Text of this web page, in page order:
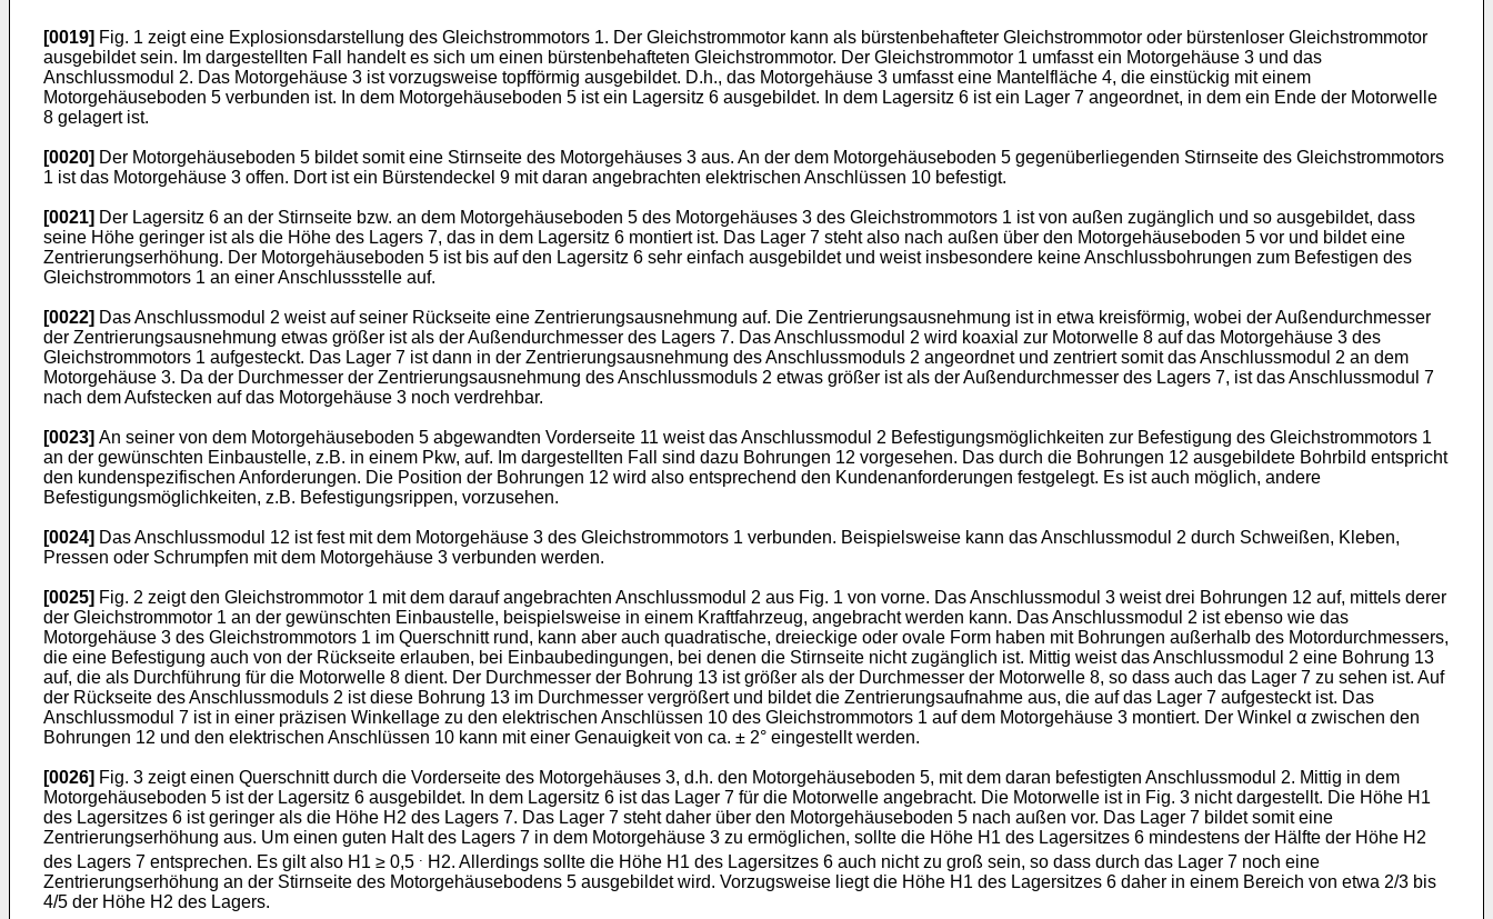
[0019] Fig. 1 zeigt eine Explosionsdarstellung des Gleichstrommotors 1. Der Gleichstrommotor kann als bürstenbehafteter Gleichstrommotor oder bürstenloser Gleichstrommotor
ausgebildet sein. Im dargestellten Fall handelt es sich um einen bürstenbehafteten Gleichstrommotor. Der Gleichstrommotor 1 umfasst ein Motorgehäuse 3 und das
Anschlussmodul 2. Das Motorgehäuse 3 ist vorzugsweise topfförmig ausgebildet. D.h., das Motorgehäuse 3 umfasst eine Mantelfläche 4, die einstückig mit einem
Motorgehäuseboden 5 verbunden ist. In dem Motorgehäuseboden 5 ist ein Lagersitz 6 ausgebildet. In dem Lagersitz 6 ist ein Lager 7 angeordnet, in dem ein Ende der Motorwelle
8 gelagert ist.
[0020] Der Motorgehäuseboden 5 bildet somit eine Stirnseite des Motorgehäuses 3 aus. An der dem Motorgehäuseboden 5 gegenüberliegenden Stirnseite des Gleichstrommotors
1 ist das Motorgehäuse 3 offen. Dort ist ein Bürstendeckel 9 mit daran angebrachten elektrischen Anschlüssen 10 befestigt.
[0021] Der Lagersitz 6 an der Stirnseite bzw. an dem Motorgehäuseboden 5 des Motorgehäuses 3 des Gleichstrommotors 1 ist von außen zugänglich und so ausgebildet, dass
seine Höhe geringer ist als die Höhe des Lagers 7, das in dem Lagersitz 6 montiert ist. Das Lager 7 steht also nach außen über den Motorgehäuseboden 5 vor und bildet eine
Zentrierungserhöhung. Der Motorgehäuseboden 5 ist bis auf den Lagersitz 6 sehr einfach ausgebildet und weist insbesondere keine Anschlussbohrungen zum Befestigen des
Gleichstrommotors 1 an einer Anschlussstelle auf.
[0022] Das Anschlussmodul 2 weist auf seiner Rückseite eine Zentrierungsausnehmung auf. Die Zentrierungsausnehmung ist in etwa kreisförmig, wobei der Außendurchmesser
der Zentrierungsausnehmung etwas größer ist als der Außendurchmesser des Lagers 7. Das Anschlussmodul 2 wird koaxial zur Motorwelle 8 auf das Motorgehäuse 3 des
Gleichstrommotors 1 aufgesteckt. Das Lager 7 ist dann in der Zentrierungsausnehmung des Anschlussmoduls 2 angeordnet und zentriert somit das Anschlussmodul 2 an dem
Motorgehäuse 3. Da der Durchmesser der Zentrierungsausnehmung des Anschlussmoduls 2 etwas größer ist als der Außendurchmesser des Lagers 7, ist das Anschlussmodul 7
nach dem Aufstecken auf das Motorgehäuse 3 noch verdrehbar.
[0023] An seiner von dem Motorgehäuseboden 5 abgewandten Vorderseite 11 weist das Anschlussmodul 2 Befestigungsmöglichkeiten zur Befestigung des Gleichstrommotors 1
an der gewünschten Einbaustelle, z.B. in einem Pkw, auf. Im dargestellten Fall sind dazu Bohrungen 12 vorgesehen. Das durch die Bohrungen 12 ausgebildete Bohrbild entspricht
den kundenspezifischen Anforderungen. Die Position der Bohrungen 12 wird also entsprechend den Kundenanforderungen festgelegt. Es ist auch möglich, andere
Befestigungsmöglichkeiten, z.B. Befestigungsrippen, vorzusehen.
[0024] Das Anschlussmodul 12 ist fest mit dem Motorgehäuse 3 des Gleichstrommotors 1 verbunden. Beispielsweise kann das Anschlussmodul 2 durch Schweißen, Kleben,
Pressen oder Schrumpfen mit dem Motorgehäuse 3 verbunden werden.
[0025] Fig. 2 zeigt den Gleichstrommotor 1 mit dem darauf angebrachten Anschlussmodul 2 aus Fig. 1 von vorne. Das Anschlussmodul 3 weist drei Bohrungen 12 auf, mittels derer
der Gleichstrommotor 1 an der gewünschten Einbaustelle, beispielsweise in einem Kraftfahrzeug, angebracht werden kann. Das Anschlussmodul 2 ist ebenso wie das
Motorgehäuse 3 des Gleichstrommotors 1 im Querschnitt rund, kann aber auch quadratische, dreieckige oder ovale Form haben mit Bohrungen außerhalb des Motordurchmessers,
die eine Befestigung auch von der Rückseite erlauben, bei Einbaubedingungen, bei denen die Stirnseite nicht zugänglich ist. Mittig weist das Anschlussmodul 2 eine Bohrung 13
auf, die als Durchführung für die Motorwelle 8 dient. Der Durchmesser der Bohrung 13 ist größer als der Durchmesser der Motorwelle 8, so dass auch das Lager 7 zu sehen ist. Auf
der Rückseite des Anschlussmoduls 2 ist diese Bohrung 13 im Durchmesser vergrößert und bildet die Zentrierungsaufnahme aus, die auf das Lager 7 aufgesteckt ist. Das
Anschlussmodul 7 ist in einer präzisen Winkellage zu den elektrischen Anschlüssen 10 des Gleichstrommotors 1 auf dem Motorgehäuse 3 montiert. Der Winkel α zwischen den
Bohrungen 12 und den elektrischen Anschlüssen 10 kann mit einer Genauigkeit von ca. ± 2° eingestellt werden.
[0026] Fig. 3 zeigt einen Querschnitt durch die Vorderseite des Motorgehäuses 3, d.h. den Motorgehäuseboden 5, mit dem daran befestigten Anschlussmodul 2. Mittig in dem
Motorgehäuseboden 5 ist der Lagersitz 6 ausgebildet. In dem Lagersitz 6 ist das Lager 7 für die Motorwelle angebracht. Die Motorwelle ist in Fig. 3 nicht dargestellt. Die Höhe H1
des Lagersitzes 6 ist geringer als die Höhe H2 des Lagers 7. Das Lager 7 steht daher über den Motorgehäuseboden 5 nach außen vor. Das Lager 7 bildet somit eine
Zentrierungserhöhung aus. Um einen guten Halt des Lagers 7 in dem Motorgehäuse 3 zu ermöglichen, sollte die Höhe H1 des Lagersitzes 6 mindestens der Hälfte der Höhe H2
des Lagers 7 entsprechen. Es gilt also H1 ≥ 0,5 . H2. Allerdings sollte die Höhe H1 des Lagersitzes 6 auch nicht zu groß sein, so dass durch das Lager 7 noch eine
Zentrierungserhöhung an der Stirnseite des Motorgehäusebodens 5 ausgebildet wird. Vorzugsweise liegt die Höhe H1 des Lagersitzes 6 daher in einem Bereich von etwa 2/3 bis
4/5 der Höhe H2 des Lagers.